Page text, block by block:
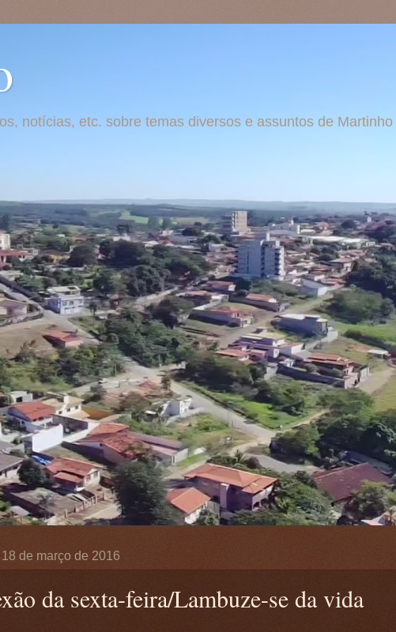
notícias, etc. sobre temas diversos e assuntos de
de março de 2016
da sexta-feira/Lambuze-se da vida